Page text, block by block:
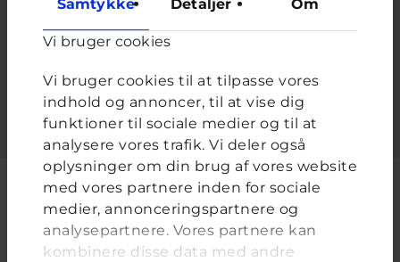
Samtykke Detaljer Om
Vi bruger cookies
Vi bruger cookies til at tilpasse vores
indhold og annoncer, til at vise dig
funktioner til sociale medier og til at
analysere vores trafik. Vi deler også
oplysninger om din brug af vores website
med vores partnere inden for sociale
medier, annonceringspartnere og
analysepartnere. Vores partnere kan
kombinere disse data med andre
Adgangskode*
Cyberhus er et klubhus på nettet for dig op til 25 år. Du kan skrive til
en voksen og få rådgivning i vores brevkasser og chat, dele dine